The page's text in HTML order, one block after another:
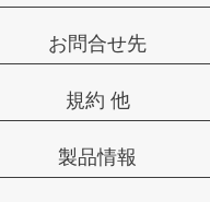
お問合せ先
規約 他
製品情報